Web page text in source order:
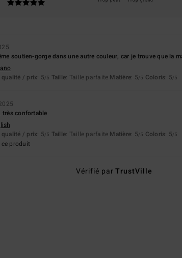
soutien-gorge dans une autre couleur, car je trouve que la
qualité / prix: 5/5 Taille: Taille parfaite Matière: 5/5 Coloris: 5/5
très confortable
qualité / prix: 5/5 Taille: Taille parfaite Matière: 5/5 Coloris: 5/5
produit
Vérifié parTrustVille